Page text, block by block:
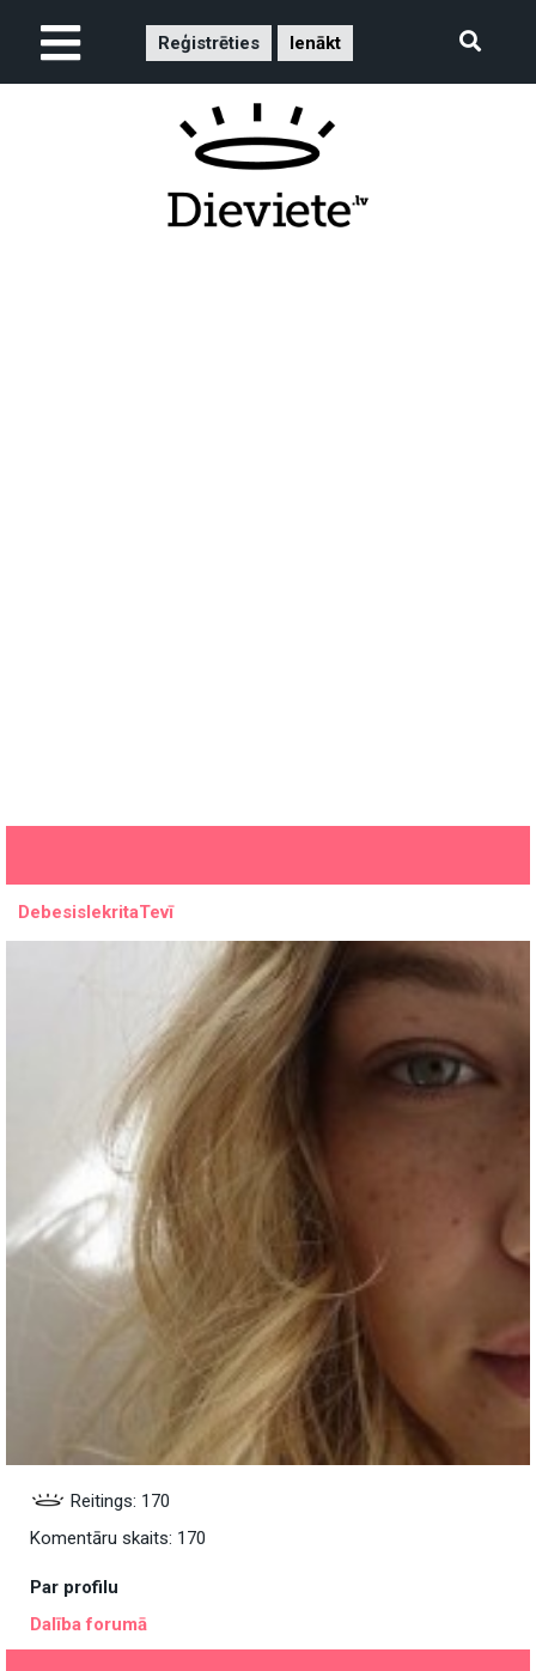
Reģistrēties Ienākt
DebesisIekritaTevī
Reitings: 170
Komentāru skaits: 170
Par profilu
Dalība forumā